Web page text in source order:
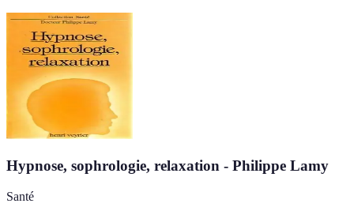
Hypnose, sophrologie, relaxation - Philippe Lamy
Santé